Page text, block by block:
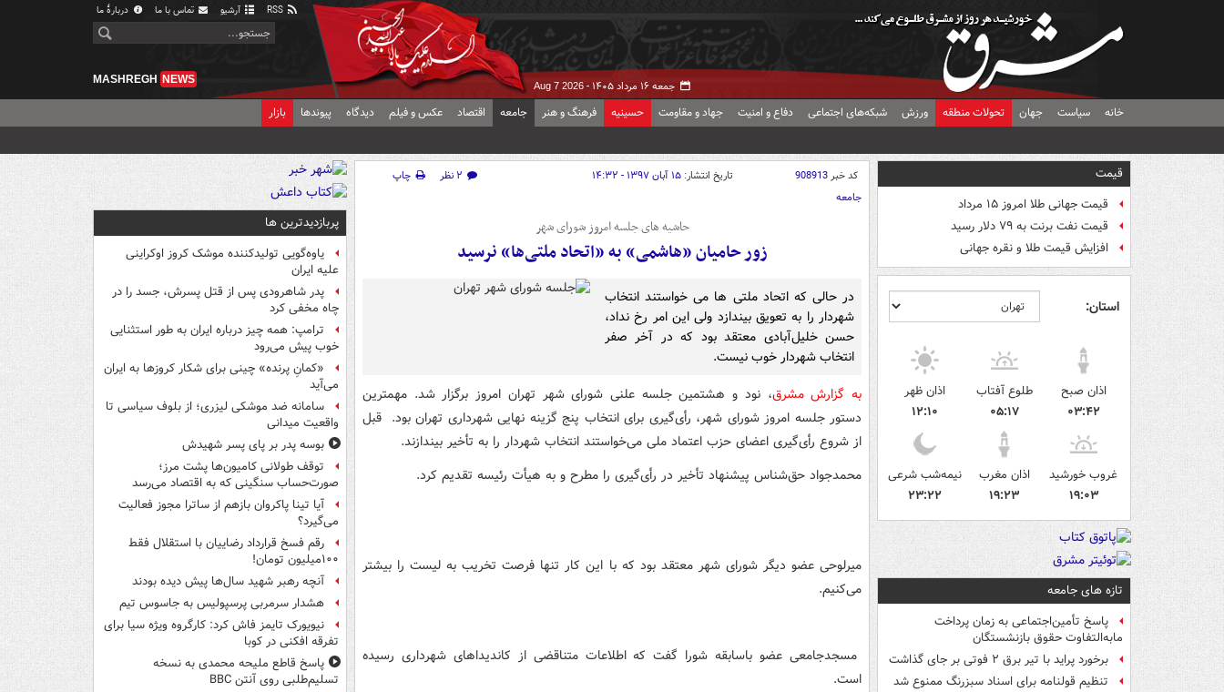
آرشیو تماس با ما دربارهٔ ما
جمعه ۱۶ مرداد ۱۴۰۵ - Aug 7 2026
MASHREGH NEWS
خانه سیاست جهان تحولات منطقه ورزش شبکه‌های اجتماعی دفاع و امنیت جهاد و مقاومت حسینیه فرهنگ و هنر جامعه اقتصاد عکس و فیلم دیدگاه پیوندها بازار
قیمت
قیمت جهانی طلا امروز ۱۵ مرداد
قیمت نفت برنت به ۷۹ دلار رسید
افزایش قیمت طلا و نقره جهانی
استان:
اذان صبح
۰۳:۴۲
طلوع آفتاب
۰۵:۱۷
اذان ظهر
۱۲:۱۰
غروب خورشید
۱۹:۰۳
اذان مغرب
۱۹:۲۳
نیمه‌شب شرعی
۲۳:۲۲
تازه های جامعه
پاسخ تأمین‌اجتماعی به زمان پرداخت
مابه‌التفاوت حقوق بازنشستگان
برخورد پراید با تیر برق ۲ فوتی بر جای گذاشت
تنظیم قولنامه برای اسناد سبزرنگ ممنوع شد
کد خبر908913 تاریخ انتشار: ۱۵ آبان ۱۳۹۷ - ۱۴:۳۲ ۲ نظر
چاپ
جامعه
حاشیه های جلسه امروز شورای شهر
زور حامیان «هاشمی» به «اتحاد ملتی‌ها» نرسید
در حالی که اتحاد ملتی ها می خواستند انتخاب
شهردار را به تعویق بیندازد ولی این امر رخ نداد،
حسن خلیل‌آبادی معتقد بود که در آخر صفر
انتخاب شهردار خوب نیست.
به گزارش مشرق، نود و هشتمین جلسه علنی شورای شهر تهران امروز برگزار شد. مهمترین
دستور جلسه امروز شورای شهر، رأی‌گیری برای انتخاب پنج گزینه نهایی شهرداری تهران بود. قبل
از شروع رأی‌گیری اعضای حزب اعتماد ملی می‌خواستند انتخاب شهردار را به تأخیر بیندازند.
محمدجواد حق‌شناس پیشنهاد تأخیر در رأی‌گیری را مطرح و به هیأت رئیسه تقدیم کرد.
میرلوحی عضو دیگر شورای شهر معتقد بود که با این کار تنها فرصت تخریب به لیست را بیشتر
می‌کنیم.
مسجدجامعی عضو باسابقه شورا گفت که اطلاعات متناقضی از کاندیداهای شهرداری رسیده
است.
پربازدیدترین ها
یاوه‌گویی تولیدکننده موشک کروز اوکراینی
علیه ایران
پدر شاهرودی پس از قتل پسرش، جسد را در
چاه مخفی کرد
ترامپ: همه چیز درباره ایران به طور استثنایی
خوب پیش می‌رود
«کمانِ پرنده» چینی برای شکار کروزها به ایران
می‌آید
سامانه ضد موشکی لیزری؛ از بلوف سیاسی تا
واقعیت میدانی
بوسه‌ پدر بر پای پسر شهیدش
توقف طولانی کامیون‌ها پشت مرز؛
صورت‌حساب سنگینی که به اقتصاد می‌رسد
آیا تینا پاکروان بازهم از ساترا مجوز فعالیت
می‌گیرد؟
رقم فسخ قرارداد رضاییان با استقلال فقط
۱۰۰میلیون تومان!
آنچه رهبر شهید سال‌ها پیش دیده بودند
هشدار سرمربی پرسپولیس به جاسوس تیم
نیویورک تایمز فاش کرد: کارگروه ویژه سیا برای
تفرقه افکنی در کوبا
پاسخ قاطع ملیحه محمدی به نسخه
تسلیم‌طلبی روی آنتن BBC